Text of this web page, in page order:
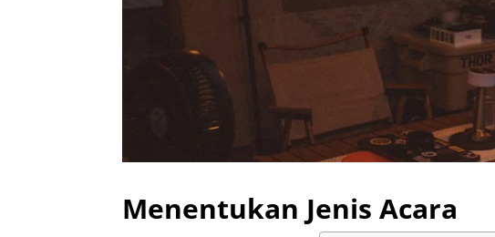
Menentukan Jenis Acara